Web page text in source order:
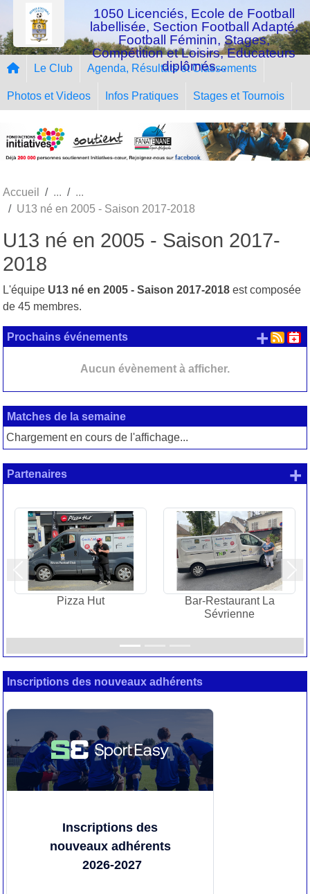
1050 Licenciés, Ecole de Football
labellisée, Section Football Adapté,
Football Féminin, Stages,
Compétition et Loisirs, Educateurs
diplômés...
Le Club Agenda, Résultats et Classements
Photos et Videos Infos Pratiques Stages et Tournois
Accueil
U13 né en 2005 - Saison 2017-2018
U13 né en 2005 - Saison 2017-
2018
L'équipe U13 né en 2005 - Saison 2017-2018 est composée
de 45 membres.
Prochains événements
Aucun évènement à afficher.
+
Matches de la semaine
Chargement en cours de l'affichage...
Partenaires
Pizza Hut
Bar-Restaurant La
Sévrienne
Précedent
+
Inscriptions des nouveaux adhérents
Inscriptions des
nouveaux adhérents
2026-2027
Panneau de gestion des cookies